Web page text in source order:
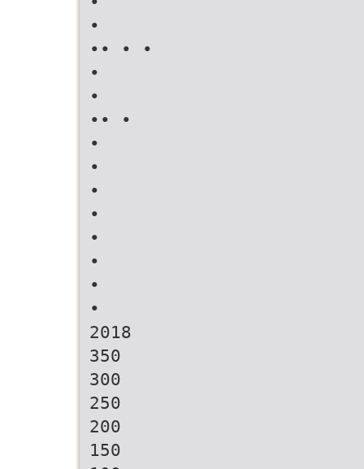
•
•• • •
•
•
•• •
•
•
•
•
•
•
•
•
2018
350
300
250
200
150